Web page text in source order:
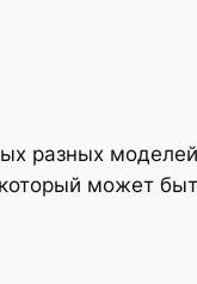
разных
может